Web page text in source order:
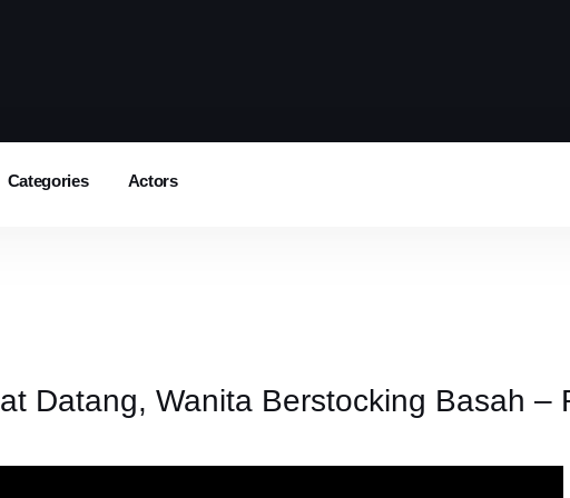
Categories Actors
Datang, Wanita Berstocking Basah –